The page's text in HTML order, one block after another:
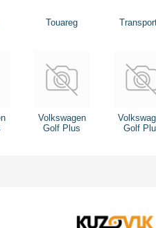
Touareg
Volkswagen
Golf Plus
Golf